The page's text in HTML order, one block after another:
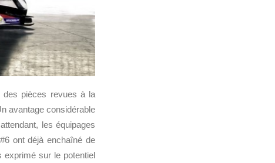
des pièces revues à la
avantage considérable
les équipages
ont déjà enchaîné de
exprimé sur le potentiel